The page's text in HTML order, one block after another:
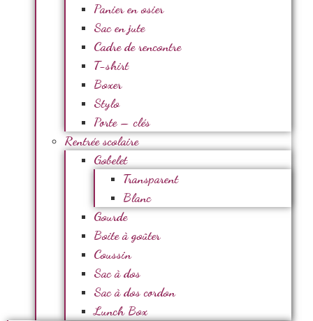
Panier en osier
Sac en jute
Cadre de rencontre
T-shirt
Boxer
Stylo
Porte – clés
Rentrée scolaire
Gobelet
Transparent
Blanc
Gourde
Boite à goûter
Coussin
Sac à dos
Sac à dos cordon
Lunch Box